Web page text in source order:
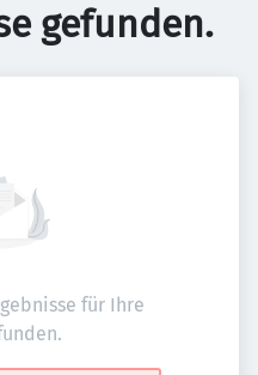
gefunden.
für Ihre